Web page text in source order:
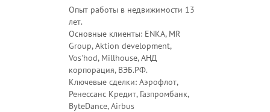
Опыт работы в недвижимости 13
лет.
Основные клиенты: ENKA, МR
Group, Aktion development,
Vos'hod, Millhouse, АНД
корпорация, ВЭБ.РФ.
Ключевые сделки: Аэрофлот,
Ренессанс Кредит, Газпромбанк,
ByteDance, Airbus